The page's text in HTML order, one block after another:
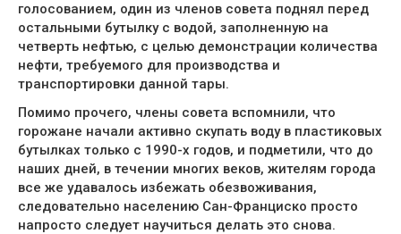
голосованием, один из членов совета поднял перед
остальными бутылку с водой, заполненную на
четверть нефтью, с целью демонстрации количества
нефти, требуемого для производства и
транспортировки данной тары.
Помимо прочего, члены совета вспомнили, что
горожане начали активно скупать воду в пластиковых
бутылках только с 1990-х годов, и подметили, что до
наших дней, в течении многих веков, жителям города
все же удавалось избежать обезвоживания,
следовательно населению Сан-Франциско просто
напросто следует научиться делать это снова.